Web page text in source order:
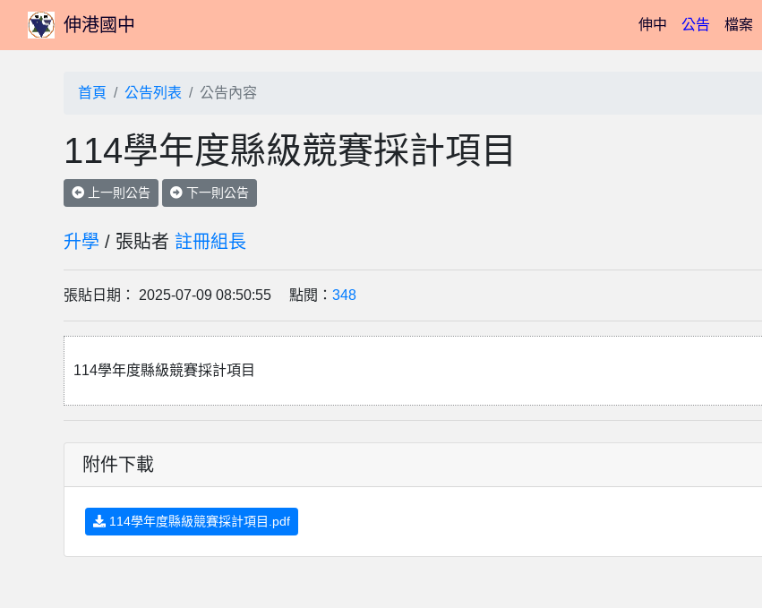
伸港國中 伸中(current)
公告 檔案
首頁 公告列表 公告內容
114學年度縣級競賽採計項目
上一則公告 下一則公告
升學 / 張貼者 註冊組長
張貼日期： 2025-07-09 08:50:55 點閱： 348
114學年度縣級競賽採計項目
附件下載
114學年度縣級競賽採計項目.pdf